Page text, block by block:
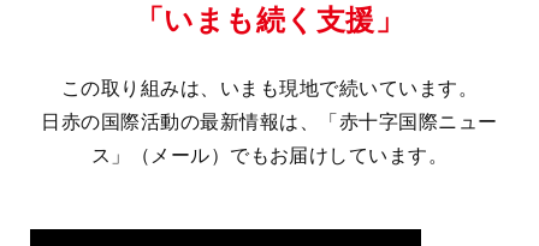
「いまも続く支援」
この取り組みは、いまも現地で続いています。
日赤の国際活動の最新情報は、「赤十字国際ニュー
ス」（メール）でもお届けしています。